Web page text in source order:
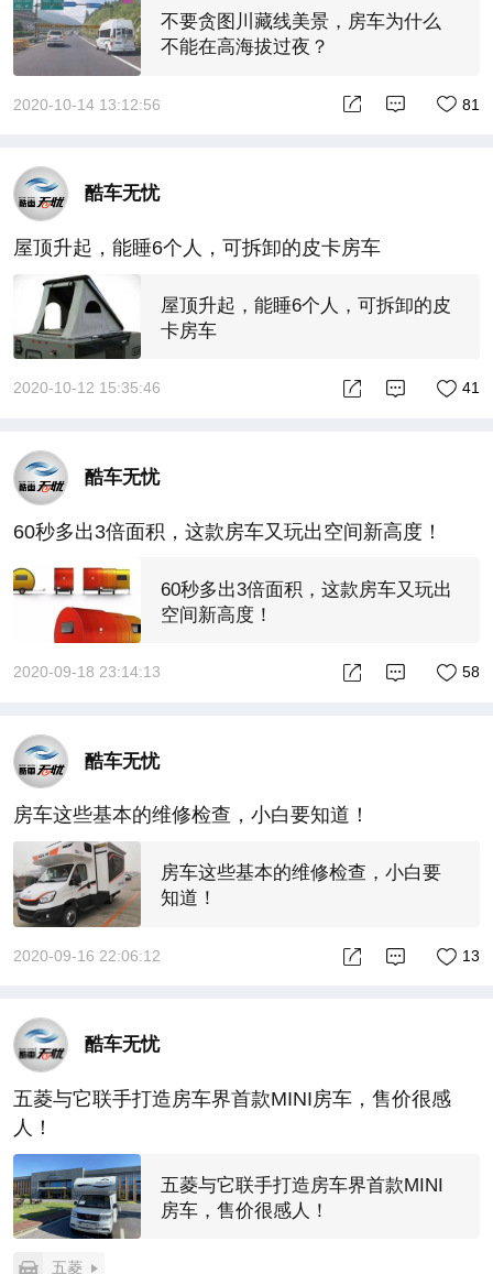
不要贪图川藏线美景，房车为什么
不能在高海拔过夜？
2020-10-14 13:12:56 81
酷车无忧
屋顶升起，能睡6个人，可拆卸的皮卡房车
屋顶升起，能睡6个人，可拆卸的皮
卡房车
2020-10-12 15:35:46 41
酷车无忧
60秒多出3倍面积，这款房车又玩出空间新高度！
60秒多出3倍面积，这款房车又玩出
空间新高度！
2020-09-18 23:14:13 58
酷车无忧
房车这些基本的维修检查，小白要知道！
房车这些基本的维修检查，小白要
知道！
2020-09-16 22:06:12 13
酷车无忧
五菱与它联手打造房车界首款MINI房车，售价很感
人！
五菱与它联手打造房车界首款MINI
房车，售价很感人！
五菱